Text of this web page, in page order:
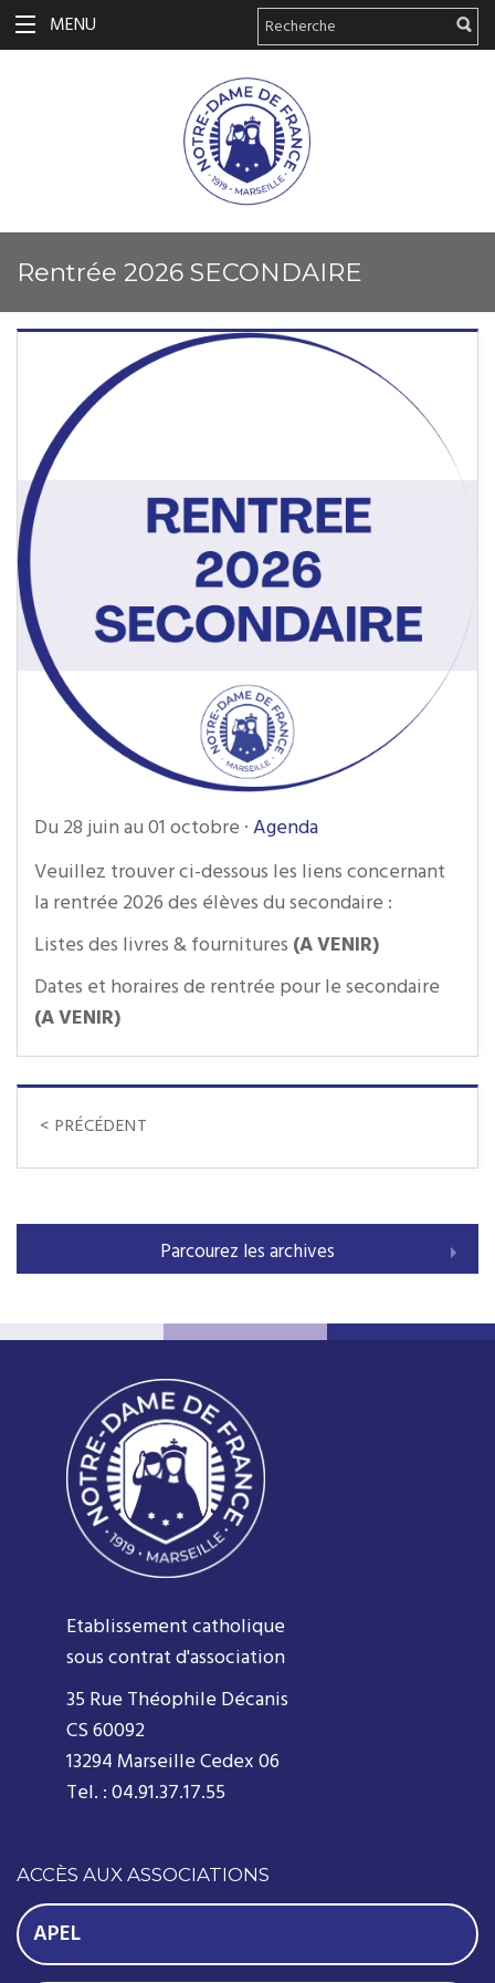
MENU
Rentrée 2026 SECONDAIRE
Du 28 juin au 01 octobre · Agenda
Veuillez trouver ci-dessous les liens concernant
la rentrée 2026 des élèves du secondaire :
Listes des livres & fournitures (A VENIR)
Dates et horaires de rentrée pour le secondaire
(A VENIR)
< PRÉCÉDENT
Parcourez les archives
Etablissement catholique
sous contrat d'association
35 Rue Théophile Décanis
CS 60092
13294 Marseille Cedex 06
Tel. : 04.91.37.17.55
ACCÈS AUX ASSOCIATIONS
APEL